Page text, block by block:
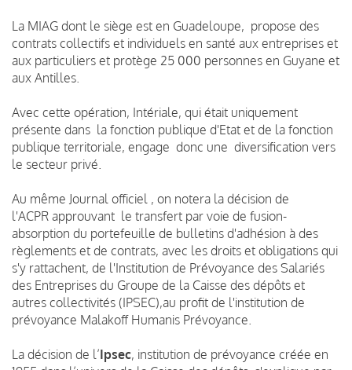
La MIAG dont le siège est en Guadeloupe, propose des
contrats collectifs et individuels en santé aux entreprises et
aux particuliers et protège 25 000 personnes en Guyane et
aux Antilles.
Avec cette opération, Intériale, qui était uniquement
présente dans la fonction publique d'Etat et de la fonction
publique territoriale, engage donc une diversification vers
le secteur privé.
Au même Journal officiel , on notera la décision de
l'ACPR approuvant le transfert par voie de fusion-
absorption du portefeuille de bulletins d'adhésion à des
règlements et de contrats, avec les droits et obligations qui
s'y rattachent, de l'Institution de Prévoyance des Salariés
des Entreprises du Groupe de la Caisse des dépôts et
autres collectivités (IPSEC),au profit de l'institution de
prévoyance Malakoff Humanis Prévoyance.
La décision de l’Ipsec, institution de prévoyance créée en